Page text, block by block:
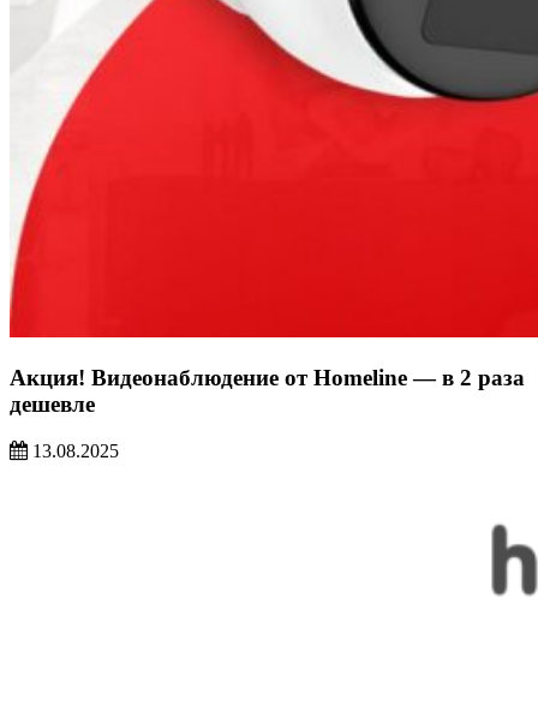
Акция! Видеонаблюдение от Homeline — в 2 раза
дешевле
13.08.2025